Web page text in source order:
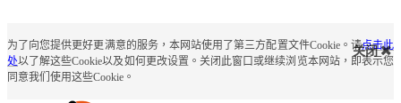
为了向您提供更好更满意的服务，本网站使用了第三方配置文件Cookie。请点击此
处以了解这些Cookie以及如何更改设置。关闭此窗口或继续浏览本网站，即表示您
同意我们使用这些Cookie。
关闭